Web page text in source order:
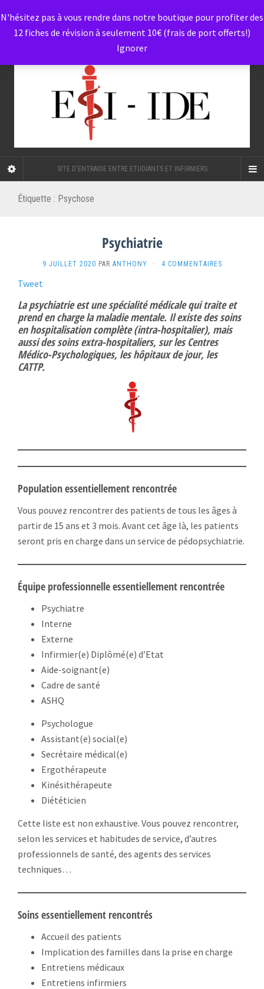
SITE D'ENTRAIDE ENTRE ETUDIANTS ET INFIRMIERS
Étiquette : Psychose
Psychiatrie
9 JUILLET 2020 PAR ANTHONY · 4 COMMENTAIRES
Tweet
La psychiatrie est une spécialité médicale qui traite et
prend en charge la maladie mentale. Il existe des soins
en hospitalisation complète (intra-hospitalier), mais
aussi des soins extra-hospitaliers, sur les Centres
Médico-Psychologiques, les hôpitaux de jour, les
CATTP.
Population essentiellement rencontrée
Vous pouvez rencontrer des patients de tous les âges à
partir de 15 ans et 3 mois. Avant cet âge là, les patients
seront pris en charge dans un service de pédopsychiatrie.
Équipe professionnelle essentiellement rencontrée
Psychiatre
Interne
Externe
Infirmier(e) Diplômé(e) d’Etat
Aide-soignant(e)
Cadre de santé
ASHQ
Psychologue
Assistant(e) social(e)
Secrétaire médical(e)
Ergothérapeute
Kinésithérapeute
Diététicien
Cette liste est non exhaustive. Vous pouvez rencontrer,
selon les services et habitudes de service, d’autres
professionnels de santé, des agents des services
techniques…
Soins essentiellement rencontrés
Accueil des patients
Implication des familles dans la prise en charge
Entretiens médicaux
Entretiens infirmiers
N'hésitez pas à vous rendre dans notre boutique pour profiter des
12 fiches de révision à seulement 10€ (frais de port offerts!)
Ignorer